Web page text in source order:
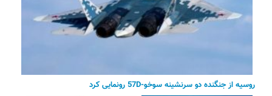
روسیه از جنگنده دو سرنشینه سوخو-57D رونمایی کرد